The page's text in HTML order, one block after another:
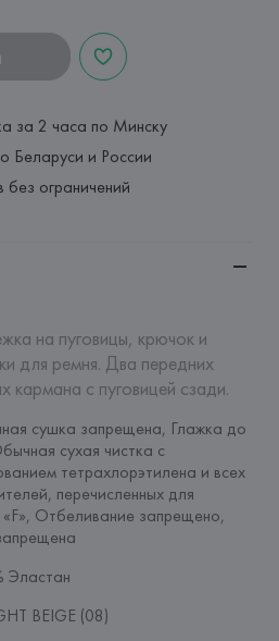
за 2 часа по Минску
Беларуси и России
без ограничений
на пуговицы, крючок и
для ремня. Два передних
кармана с пуговицей сзади.
сушка запрещена, Глажка до
сухая чистка с
тетрахлорэтилена и всех
перечисленных для
Отбеливание запрещено,
Эластан
BEIGE (08)